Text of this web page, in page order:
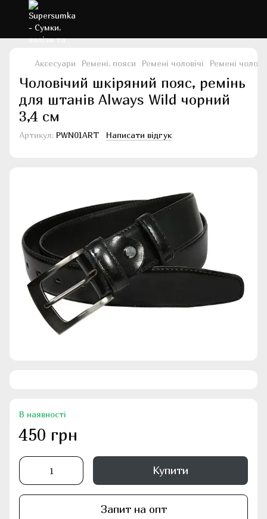
Аксесуари Ремені, пояси Ремені чоловічі Ремені
Чоловічий шкіряний пояс, ремінь
для штанів Always Wild чорний
3,4 см
Артикул: PWN01ART Написати відгук
В наявності
450 грн
Купити
Запит на опт